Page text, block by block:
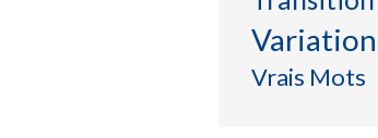
Variation
Vrais Mots